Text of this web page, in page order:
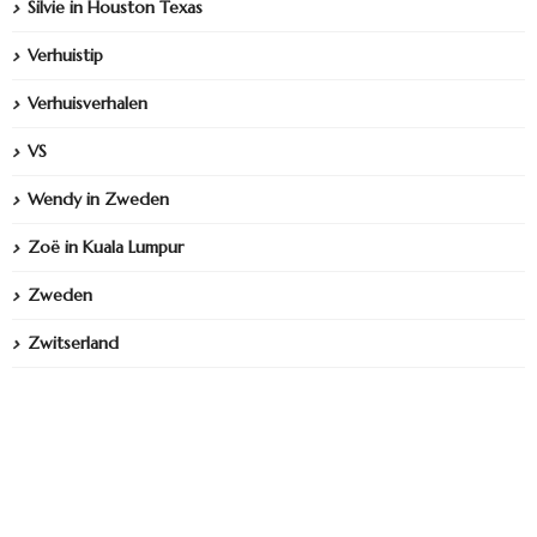
Silvie in Houston Texas
Verhuistip
Verhuisverhalen
VS
Wendy in Zweden
Zoë in Kuala Lumpur
Zweden
Zwitserland